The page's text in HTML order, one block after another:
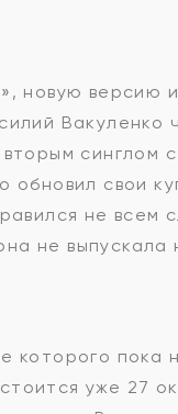
новую версию
Вакуленко
синглом
обновил свои
не всем
не выпускала
которого пока
уже 27